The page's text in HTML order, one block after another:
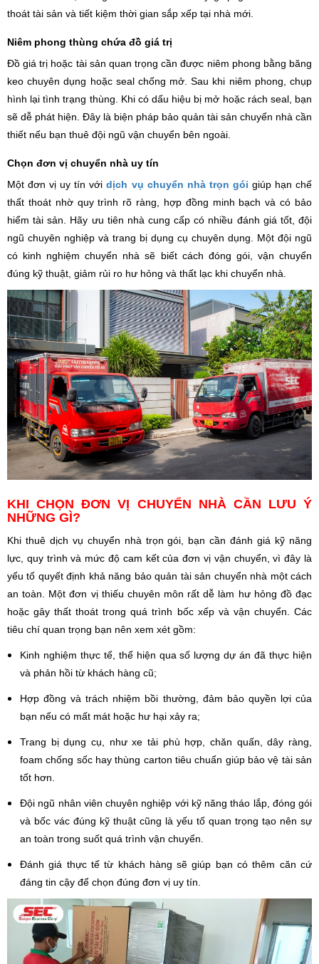
thoát tài sản và tiết kiệm thời gian sắp xếp tại nhà mới.
Niêm phong thùng chứa đồ giá trị
Đồ giá trị hoặc tài sản quan trọng cần được niêm phong bằng băng
keo chuyên dụng hoặc seal chống mở. Sau khi niêm phong, chụp
hình lại tình trạng thùng. Khi có dấu hiệu bị mở hoặc rách seal, bạn
sẽ dễ phát hiện. Đây là biện pháp bảo quản tài sản chuyển nhà cần
thiết nếu bạn thuê đội ngũ vận chuyển bên ngoài.
Chọn đơn vị chuyển nhà uy tín
Một đơn vị uy tín vớidịch vụ chuyển nhà trọn gói giúp hạn chế
thất thoát nhờ quy trình rõ ràng, hợp đồng minh bạch và có bảo
hiểm tài sản. Hãy ưu tiên nhà cung cấp có nhiều đánh giá tốt, đội
ngũ chuyên nghiệp và trang bị dụng cụ chuyên dụng. Một đội ngũ
có kinh nghiệm chuyển nhà sẽ biết cách đóng gói, vận chuyển
đúng kỹ thuật, giảm rủi ro hư hỏng và thất lạc khi chuyển nhà.
KHI CHỌN ĐƠN VỊ CHUYỂN NHÀ CẦN LƯU Ý
NHỮNG GÌ?
Khi thuê dịch vụ chuyển nhà trọn gói, bạn cần đánh giá kỹ năng
lực, quy trình và mức độ cam kết của đơn vị vận chuyển, vì đây là
yếu tố quyết định khả năng bảo quản tài sản chuyển nhà một cách
an toàn. Một đơn vị thiếu chuyên môn rất dễ làm hư hỏng đồ đạc
hoặc gây thất thoát trong quá trình bốc xếp và vận chuyển. Các
tiêu chí quan trọng bạn nên xem xét gồm:
Kinh nghiệm thực tế, thể hiện qua số lượng dự án đã thực hiện
và phản hồi từ khách hàng cũ;
Hợp đồng và trách nhiệm bồi thường, đảm bảo quyền lợi của
bạn nếu có mất mát hoặc hư hại xảy ra;
Trang bị dụng cụ, như xe tải phù hợp, chăn quấn, dây ràng,
foam chống sốc hay thùng carton tiêu chuẩn giúp bảo vệ tài sản
tốt hơn.
Đội ngũ nhân viên chuyên nghiệp với kỹ năng tháo lắp, đóng gói
và bốc vác đúng kỹ thuật cũng là yếu tố quan trọng tạo nên sự
an toàn trong suốt quá trình vận chuyển.
Đánh giá thực tế từ khách hàng sẽ giúp bạn có thêm căn cứ
đáng tin cậy để chọn đúng đơn vị uy tín.